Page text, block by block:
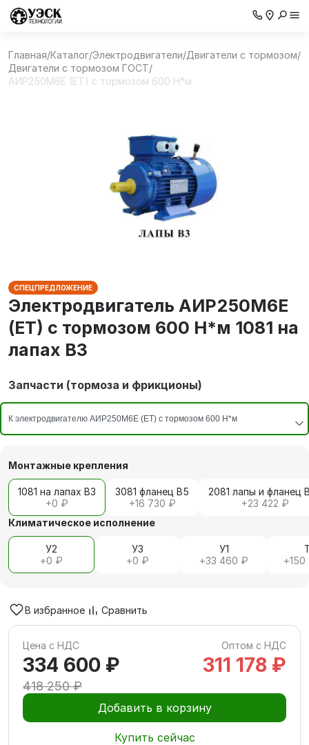
Главная/Каталог/Электродвигатели/Двигатели с тормозом/
Двигатели с тормозом ГОСТ/
АИР250М6E (ET) с тормозом 600 Н*м
СПЕЦПРЕДЛОЖЕНИЕ
Электродвигатель АИР250М6E
(ET) с тормозом 600 Н*м 1081 на
лапах В3
Запчасти (тормоза и фрикционы)
Монтажные крепления
1081 на лапах В3
+0 ₽
3081 фланец В5
+16 730 ₽
2081 лапы и фланец
+23 422 ₽
Климатическое исполнение
У2
+0 ₽
У3
+0 ₽
У1
+33 460 ₽
+
В избранное Сравнить
Цена с НДС Оптом с НДС
334 600 ₽
418 250 ₽
311 178 ₽
Добавить в корзину
Купить сейчас